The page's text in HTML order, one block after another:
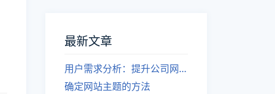
最新文章
用户需求分析：提升公司网站建设效果
确定网站主题的方法